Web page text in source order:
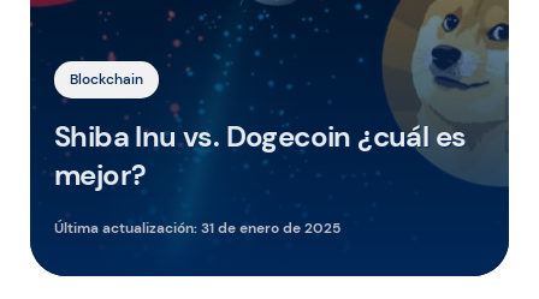
Blockchain
Shiba Inu vs. Dogecoin ¿cuál es
mejor?
Última actualización:31 de enero de 2025